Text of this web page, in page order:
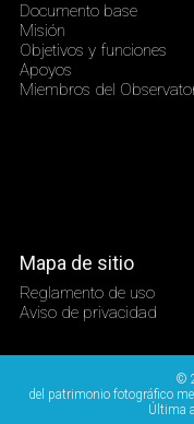
Documento base
Misión
Objetivos y funciones
Apoyos
Miembros del
Mapa de sitio
Reglamento de uso
Aviso de privacidad
©
del patrimonio fotográfico
Última